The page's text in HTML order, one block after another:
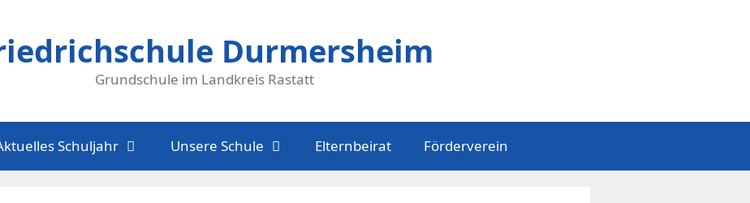
Durmersheim
Grundschule im Landkreis Rastatt
Schuljahr Unsere Schule Elternbeirat Förderverein